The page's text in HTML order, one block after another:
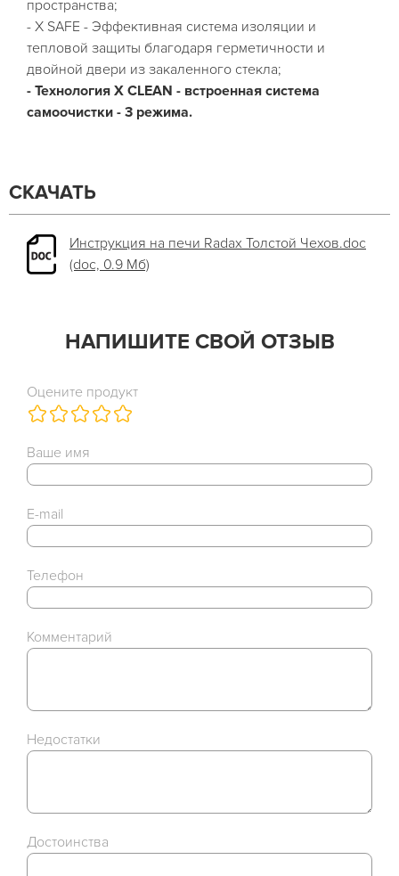
пространства;
- X SAFE - Эффективная система изоляции и
тепловой защиты благодаря герметичности и
двойной двери из закаленного стекла;
- Технология X CLEAN - встроенная система
самоочистки - 3 режима.
СКАЧАТЬ
Инструкция на печи Radax Толстой Чехов.doc
(doc, 0.9 Мб)
НАПИШИТЕ СВОЙ ОТЗЫВ
Оцените продукт
Ваше имя
E-mail
Телефон
Комментарий
Недостатки
Достоинства